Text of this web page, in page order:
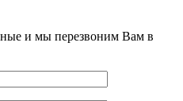
и мы перезвоним Вам в